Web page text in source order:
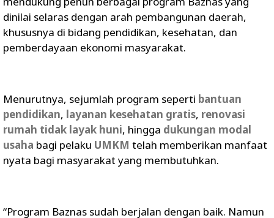
dinilai selaras dengan arah pembangunan daerah,
khususnya di bidang pendidikan, kesehatan, dan
pemberdayaan ekonomi masyarakat.
Menurutnya, sejumlah program seperti bantuan
pendidikan, layanan kesehatan gratis, renovasi
rumah tidak layak huni, hingga dukungan modal
usaha bagi pelaku UMKM telah memberikan manfaat
nyata bagi masyarakat yang membutuhkan.
“Program Baznas sudah berjalan dengan baik. Namun